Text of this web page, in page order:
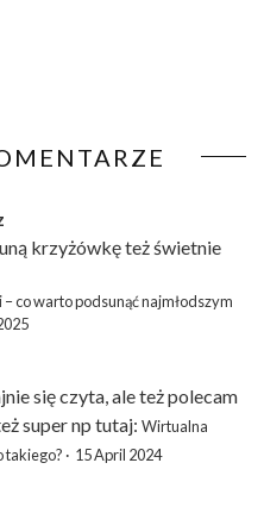
krzyżówkęteż świetnie
co warto podsunąć najmłodszym
się czyta, ale też polecam
super np tutaj: Wirtualna
takiego? · 15 April 2024